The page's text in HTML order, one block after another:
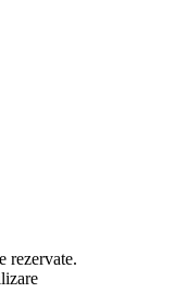
rezervate.